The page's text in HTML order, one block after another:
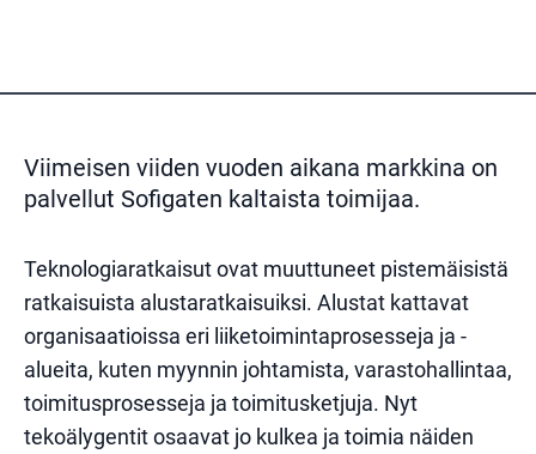
Viimeisen viiden vuoden aikana markkina on
palvellut Sofigaten kaltaista toimijaa.
Teknologiaratkaisut ovat muuttuneet pistemäisistä
ratkaisuista alustaratkaisuiksi. Alustat kattavat
organisaatioissa eri liiketoimintaprosesseja ja -
alueita, kuten myynnin johtamista, varastohallintaa,
toimitusprosesseja ja toimitusketjuja. Nyt
tekoälygentit osaavat jo kulkea ja toimia näiden